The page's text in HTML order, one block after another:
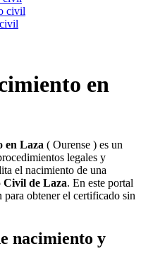
civil
en
en Laza ( Ourense ) es un
legales y
el nacimiento de una
Civil de Laza. En este portal
obtener el certificado sin
nacimiento y